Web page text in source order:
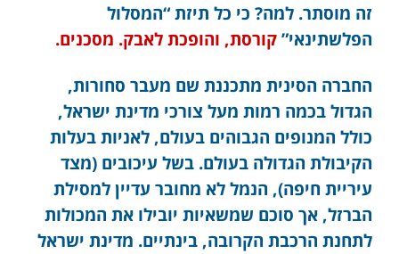
זה מוסתר. למה? כי כל תיזת “המסלול
הפלשתינאי” קורסת, והופכת לאבק. מסכנים.
החברה הסינית מתכננת שם מעבר סחורות,
הגדול בכמה רמות מעל צורכי מדינת ישראל,
כולל המנופים הגבוהים בעולם, לאניות בעלות
הקיבולת הגדולה בעולם. בשל עיכובים (מצד
עיריית חיפה), הנמל לא מחובר עדיין למסילת
הברזל, אך סוכם שמשאיות יובילו את המכולות
לתחנת הרכבת הקרובה, בינתיים. מדינת ישראל